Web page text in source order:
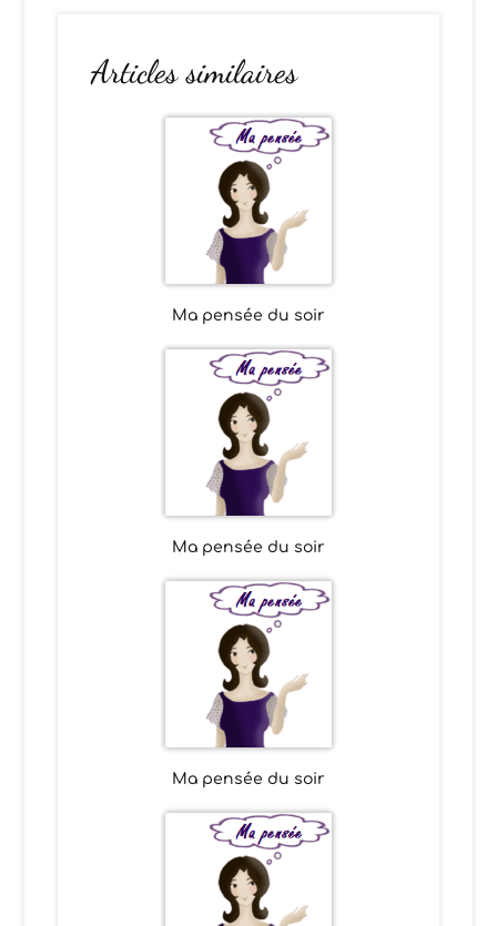
Articles similaires
Ma pensée du soir
Ma pensée du soir
Ma pensée du soir